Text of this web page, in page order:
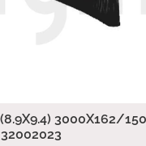
3000X162/